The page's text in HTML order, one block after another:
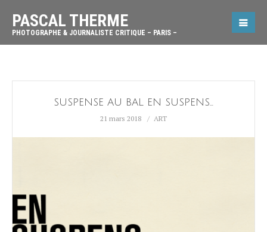
PASCAL THERME
PHOTOGRAPHE & JOURNALISTE CRITIQUE – PARIS –
SUSPENSE AU BAL EN SUSPENS…
21 mars 2018 ART